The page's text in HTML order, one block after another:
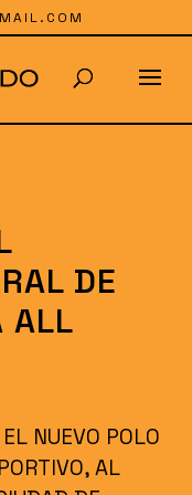
DE
ALL
NUEVO POLO
AL